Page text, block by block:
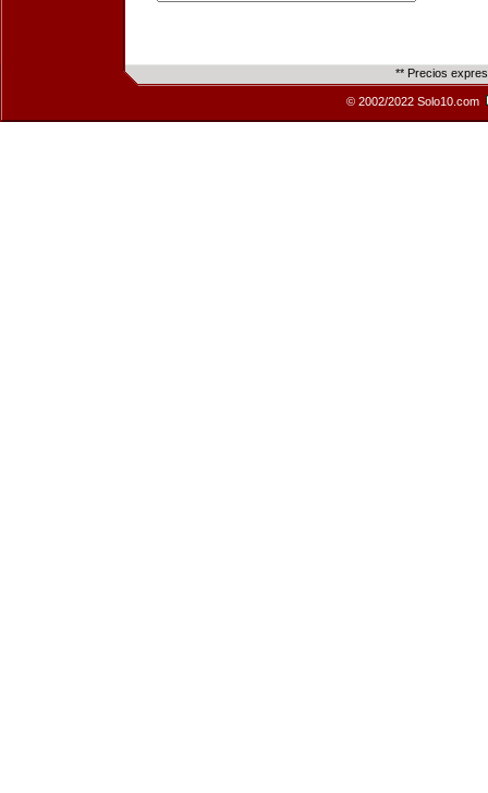
** Precios
© 2002/2022 Solo10.com